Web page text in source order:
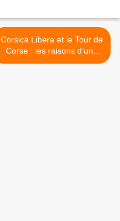
Corsica Libera et le Tour de
Corse : les raisons d’une
abstention >